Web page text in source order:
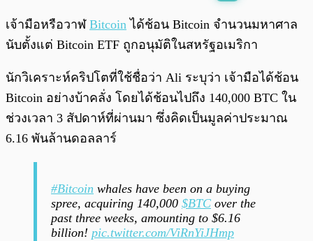
พร้อมเล่น
เจ้ามือหรือวาฬ Bitcoin ได้ช้อน Bitcoin จำนวนมหาศาล
นับตั้งแต่ Bitcoin ETF ถูกอนุมัติในสหรัฐอเมริกา
นักวิเคราะห์คริปโตที่ใช้ชื่อว่า Ali ระบุว่า เจ้ามือได้ช้อน
Bitcoin อย่างบ้าคลั่ง โดยได้ช้อนไปถึง 140,000 BTC ใน
ช่วงเวลา 3 สัปดาห์ที่ผ่านมา ซึ่งคิดเป็นมูลค่าประมาณ
6.16 พันล้านดอลลาร์
#Bitcoin whales have been on a buying
spree, acquiring 140,000 $BTC over the
past three weeks, amounting to $6.16
billion! pic.twitter.com/ViRnYiJHmp